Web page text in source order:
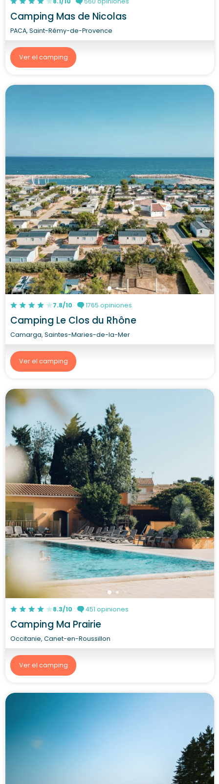
Camping Mas de Nicolas
PACA, Saint-Rémy-de-Provence
Ver el camping
7.8/10 1765 opiniones
Camping Le Clos du Rhône
Camarga, Saintes-Maries-de-la-Mer
Ver el camping
8.3/10 451 opiniones
Camping Ma Prairie
Occitanie, Canet-en-Roussillon
Ver el camping